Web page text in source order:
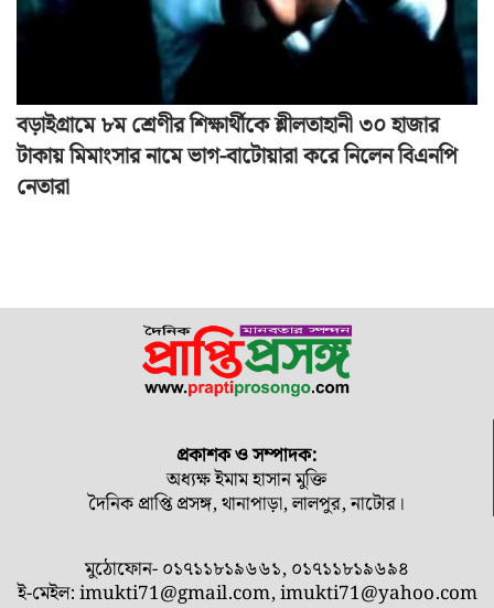
বড়াইগ্রামে ৮ম শ্রেণীর শিক্ষার্থীকে শ্লীলতাহানী ৩০ হাজার
টাকায় মিমাংসার নামে ভাগ-বাটোয়ারা করে নিলেন বিএনপি
নেতারা
প্রকাশক ও সম্পাদক:
অধ্যক্ষ ইমাম হাসান মুক্তি
দৈনিক প্রাপ্তি প্রসঙ্গ, থানাপাড়া, লালপুর, নাটোর।
মুঠোফোন- ০১৭১১৮১৯৬৬১, ০১৭১১৮১৯৬৯৪
ই-মেইল:imukti71@gmail.com,imukti71@yahoo.com